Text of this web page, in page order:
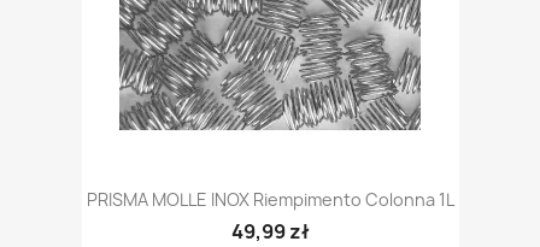
PRISMA MOLLE INOX Riempimento Colonna 1L
49,99 zł